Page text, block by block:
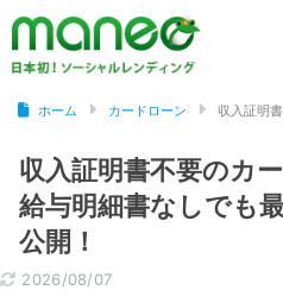
ホーム カードローン 収入証明
収入証明書不要のカ
給与明細書なしでも
公開！
2026/08/07